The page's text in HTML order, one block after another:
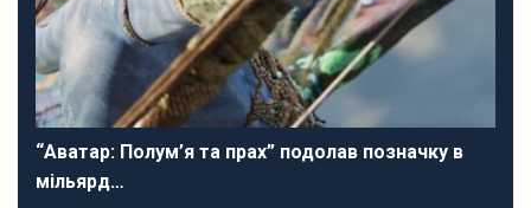
“Аватар: Полум’я та прах” подолав позначку в
мільярд…